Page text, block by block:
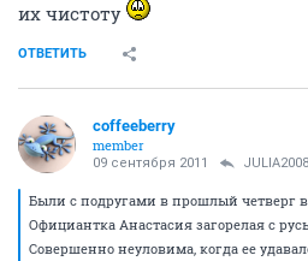
их чистоту
ОТВЕТИТЬ
coffeeberry
member
09 сентября 2011 JULIA2008
Были с подругами в прошлый четверг
Официантка Анастасия загорелая с
Совершенно неуловима, когда ее